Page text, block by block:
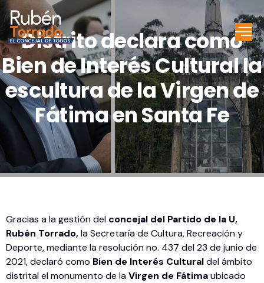
Distrito declara como
Bien de Interés Cultural la
escultura de la Virgen de
Fátima en Santa Fe
Gracias a la gestión del concejal del Partido de la U,
Rubén Torrado,la Secretaría de Cultura, Recreación y
Deporte, mediante la resolución no. 437 del 23 de junio de
2021, declaró como Bien de Interés Culturaldel ámbito
distrital el monumento de laVirgen de Fátimaubicado